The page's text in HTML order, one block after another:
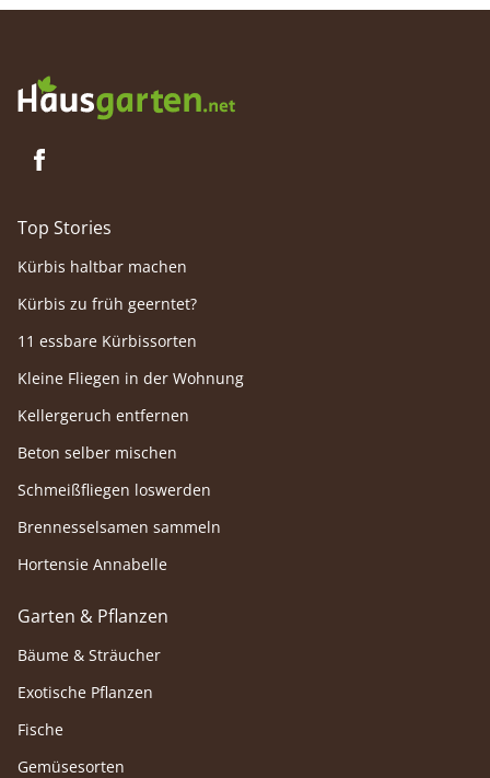
Top Stories
Kürbis haltbar machen
Kürbis zu früh geerntet?
11 essbare Kürbissorten
Kleine Fliegen in der Wohnung
Kellergeruch entfernen
Beton selber mischen
Schmeißfliegen loswerden
Brennesselsamen sammeln
Hortensie Annabelle
Garten & Pflanzen
Bäume & Sträucher
Exotische Pflanzen
Fische
Gemüsesorten